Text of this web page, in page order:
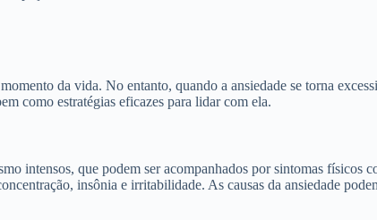
da vida. No entanto, quando a ansiedade se torna
como estratégias eficazes para lidar com ela.
intensos, que podem ser acompanhados por sintomas físicos
insônia e irritabilidade. As causas da ansiedade